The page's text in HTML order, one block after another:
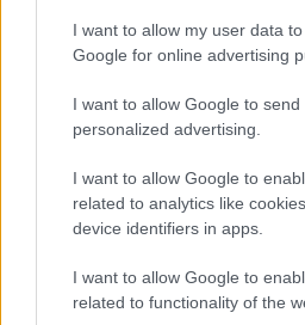
I want to allow my user data
Google for online advertising
I want to allow Google to send
personalized advertising.
I want to allow Google to
related to analytics like
device identifiers in apps.
I want to allow Google to
related to functionality of the